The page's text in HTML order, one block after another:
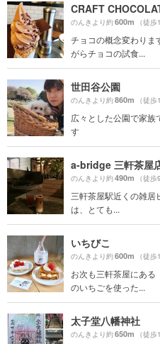
のんきより約600m （徒歩
チョコの概念変わりま
がらチョコの試食...
世田谷公園
のんきより約860m （徒歩
広々とした公園で家族
す
a-bridge 三軒茶屋
のんきより約490m （徒歩
三軒茶屋駅近くの雑居
は、とても...
いちびこ
のんきより約600m （徒歩
お次も三軒茶屋にある
のいちごを使った...
太子堂八幡神社
のんきより約650m （徒歩